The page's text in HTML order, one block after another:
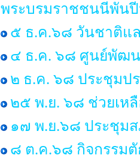
พระบรมราชชนนีพัน
๕ ธ.ค.๖๘ วันชาติแ
๔ ธ.ค. ๖๘ ศูนย์พัฒน
๒ ธ.ค. ๖๘ ประชุมป
๒๕ พ.ย. ๖๘ ช่วยเห
๑๗ พ.ย.๖๘ ประชุม
๘ ต.ค.๖๘ กิจกรรม